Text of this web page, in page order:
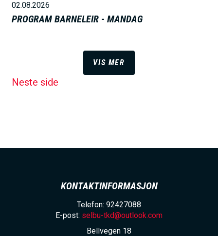
02.08.2026
PROGRAM BARNELEIR - MANDAG
VIS MER
Neste side
KONTAKTINFORMASJON
Telefon: 92427088
E-post: selbu-tkd@outlook.com
Bellvegen 18